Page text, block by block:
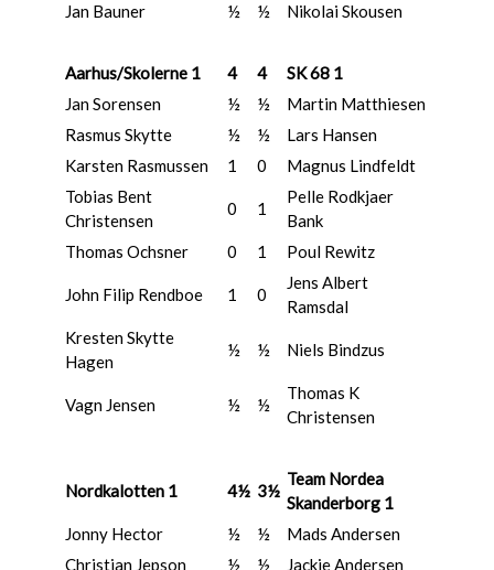
Jan Bauner
½ ½ Nikolai Skousen
Aarhus/Skolerne 1 4 4
SK 68 1
Jan Sorensen
½ ½
Martin Matthiesen
Rasmus Skytte
½ ½
Lars Hansen
Karsten Rasmussen
1 0
Magnus Lindfeldt
Tobias Bent
Christensen
0 1
Pelle Rodkjaer
Bank
Thomas Ochsner
0 1 Poul Rewitz
John Filip Rendboe 1 0
Jens Albert
Ramsdal
Kresten Skytte
Hagen
½ ½ Niels Bindzus
Vagn Jensen ½ ½
Thomas K
Christensen
Nordkalotten 1 4½ 3½
Team Nordea
Skanderborg 1
Jonny Hector
½ ½
Mads Andersen
Christian Jepson
½ ½ Jackie Andersen